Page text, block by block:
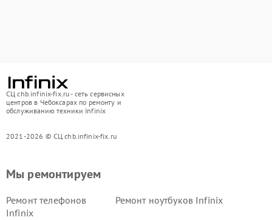
СЦ chb.infinix-fix.ru - сеть сервисных
центров в Чебоксарах по ремонту и
обслуживанию техники Infinix
2021-2026 © СЦ chb.infinix-fix.ru
Мы ремонтируем
Ремонт телефонов
Infinix
Ремонт ноутбуков Infinix